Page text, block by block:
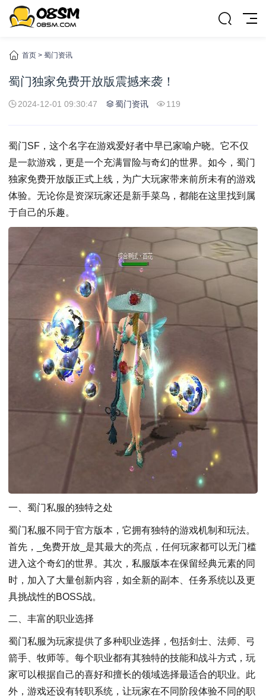
首页 > 蜀门资讯
蜀门独家免费开放版震撼来袭！
2024-12-01 09:30:47 蜀门资讯 119
蜀门SF，这个名字在游戏爱好者中早已家喻户晓。它不仅
是一款游戏，更是一个充满冒险与奇幻的世界。如今，蜀门
独家免费开放版正式上线，为广大玩家带来前所未有的游戏
体验。无论你是资深玩家还是新手菜鸟，都能在这里找到属
于自己的乐趣。
一、蜀门私服的独特之处
蜀门私服不同于官方版本，它拥有独特的游戏机制和玩法。
首先，_免费开放_是其最大的亮点，任何玩家都可以无门槛
进入这个奇幻的世界。其次，私服版本在保留经典元素的同
时，加入了大量创新内容，如全新的副本、任务系统以及更
具挑战性的BOSS战。
二、丰富的职业选择
蜀门私服为玩家提供了多种职业选择，包括剑士、法师、弓
箭手、牧师等。每个职业都有其独特的技能和战斗方式，玩
家可以根据自己的喜好和擅长的领域选择最适合的职业。此
外，游戏还设有转职系统，让玩家在不同阶段体验不同的职